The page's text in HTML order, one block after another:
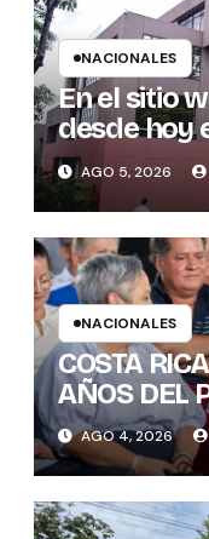
NACIONALES
En el sitio
desde hoy
sistema
para los
AGO 5, 2026
NACIONALES
COSTA
AÑOS DEL
MUJERES ,
HOMENAJE
PRIMERAS
DE
AGO 4, 2026